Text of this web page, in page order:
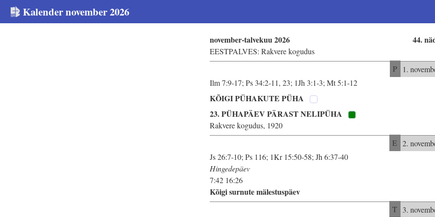
Kalender november 2026
44.
november-talvekuu 2026
EESTPALVES: Rakvere kogudus
P
1.
Ilm 7:9-17; Ps 34:2-11, 23; 1Jh 3:1-3; Mt 5:1-12
KÕIGI PÜHAKUTE PÜHA
23. PÜHAPÄEV PÄRAST NELIPÜHA
Rakvere kogudus, 1920
E 2.
Js 26:7-10; Ps 116; 1Kr 15:50-58; Jh 6:37-40
Hingedepäev
7:42 16:26
Kõigi surnute mälestuspäev
T 3.